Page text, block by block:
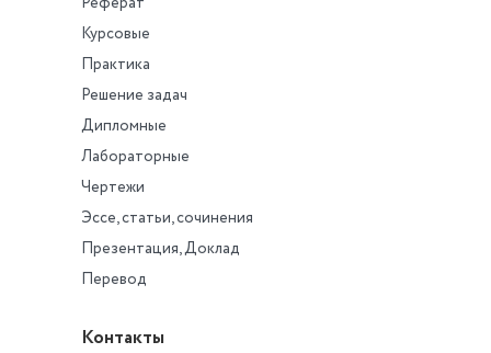
Курсовые
Практика
Решение задач
Дипломные
Лабораторные
Чертежи
Эссе, статьи, сочинения
Презентация, Доклад
Перевод
Контакты